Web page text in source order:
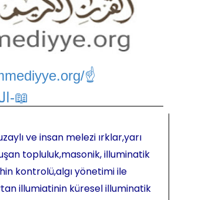
☝
📖-المحمدية-📖
ve insan melezi ırklar,yarı
topluluk,masonik, illuminatik
kontrolü,algı yönetimi ile
illumiatinin küresel illuminatik